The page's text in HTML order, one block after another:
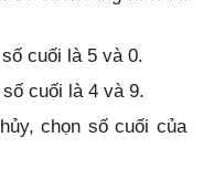
cuối là 5 và 0.
cuối là 4 và 9.
chọn số cuối của